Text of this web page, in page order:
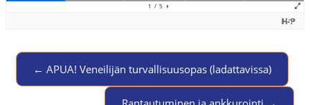
← APUA! Veneilijän turvallisuusopas (ladattavissa)